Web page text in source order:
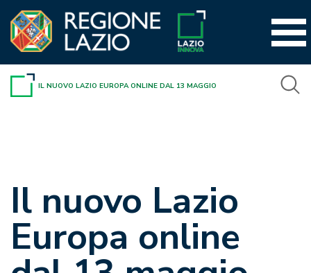
contenuto
IL NUOVO LAZIO EUROPA ONLINE DAL 13 MAGGIO
Il nuovo Lazio
Europa online